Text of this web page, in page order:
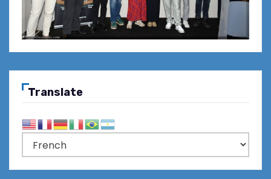
Translate